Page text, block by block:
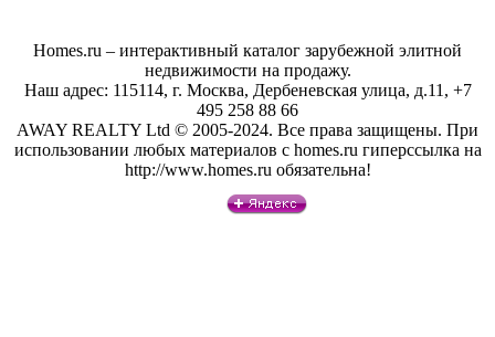
Homes.ru – интерактивный каталог зарубежной элитной
недвижимости на продажу.
Наш адрес: 115114, г. Москва, Дербеневская улица, д.11, +7
495 258 88 66
AWAY REALTY Ltd © 2005-2024. Все права защищены. При
использовании любых материалов с homes.ru гиперссылка на
http://www.homes.ru обязательна!